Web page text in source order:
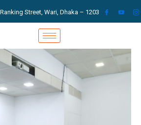
Street, Wari, Dhaka – 1203